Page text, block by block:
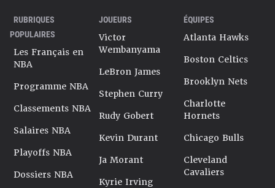
RUBRIQUES
POPULAIRES
Les Français en
NBA
Programme NBA
Classements NBA
Salaires NBA
Playoffs NBA
Dossiers NBA
JOUEURS
Victor
Wembanyama
LeBron James
Stephen Curry
Rudy Gobert
Kevin Durant
Ja Morant
Kyrie Irving
ÉQUIPES
Atlanta Hawks
Boston Celtics
Brooklyn Nets
Charlotte
Hornets
Chicago Bulls
Cleveland
Cavaliers